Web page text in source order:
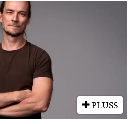
PLUSS